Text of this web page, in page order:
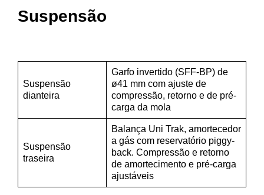
Suspensão
Suspensão
dianteira
Garfo invertido (SFF-BP) de
ø41 mm com ajuste de
compressão, retorno e de pré-
carga da mola
Suspensão
traseira
Balança Uni Trak, amortecedor
a gás com reservatório piggy-
back. Compressão e retorno
de amortecimento e pré-carga
ajustáveis